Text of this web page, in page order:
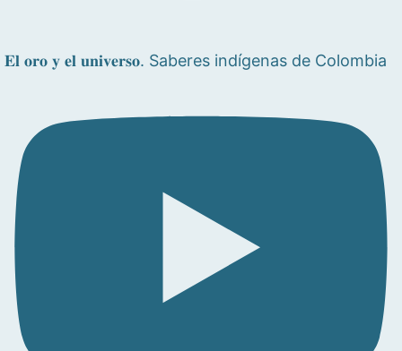
𝐄𝐥 𝐨𝐫𝐨 𝐲 𝐞𝐥 𝐮𝐧𝐢𝐯𝐞𝐫𝐬𝐨. Saberes indígenas de Colombia